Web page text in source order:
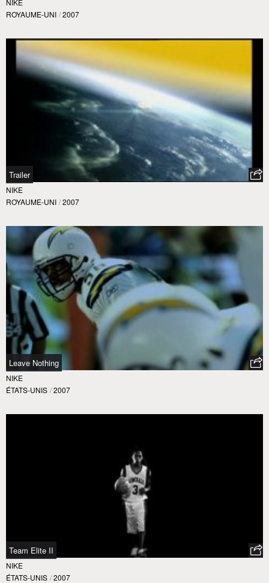
ROYAUME-UNI / 2007
Trailer
NIKE
ROYAUME-UNI / 2007
Leave Nothing
NIKE
ÉTATS-UNIS / 2007
Team Elite II
NIKE
ÉTATS-UNIS / 2007